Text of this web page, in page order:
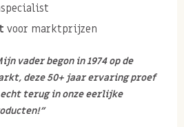
voor marktprijzen
vader begon in 1974 op de
deze 50+ jaar ervaring proef
terug in onze eerlijke